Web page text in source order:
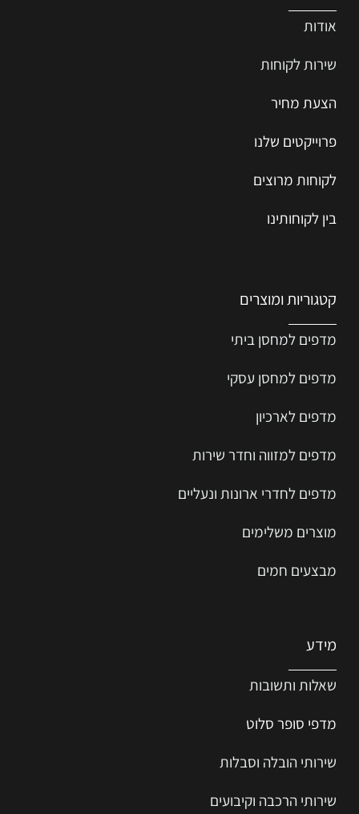
אודות
שירות לקוחות
הצעת מחיר
פרוייקטים שלנו
לקוחות מרוצים
בין לקוחותינו
קטגוריות ומוצרים
מדפים למחסן ביתי
מדפים למחסן עסקי
מדפים לארכיון
מדפים למזווה וחדר שירות
מדפים לחדרי ארונות ונעליים
מוצרים משלימים
מבצעים חמים
מידע
שאלות ותשובות
מדפי סופר סלוט
שירותי הובלה וסבלות
שירותי הרכבה וקיבועים